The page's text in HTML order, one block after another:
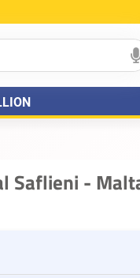
Saflieni -